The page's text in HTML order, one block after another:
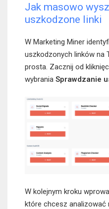
Jak masowo
uszkodzone linki
W Marketing Miner
uszkodzonych linków na
prosta. Zacznij od
wybrania Sprawdzanie
W kolejnym kroku
które chcesz